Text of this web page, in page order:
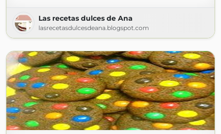
Las recetas dulces de Ana
lasrecetasdulcesdeana.blogspot.com